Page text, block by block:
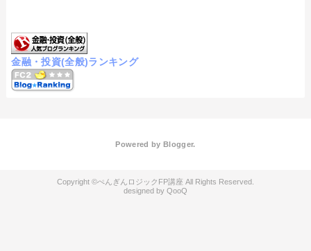
金融・投資(全般)ランキング
Powered by Blogger.
ぺんぎんロジックFP講座
QooQ